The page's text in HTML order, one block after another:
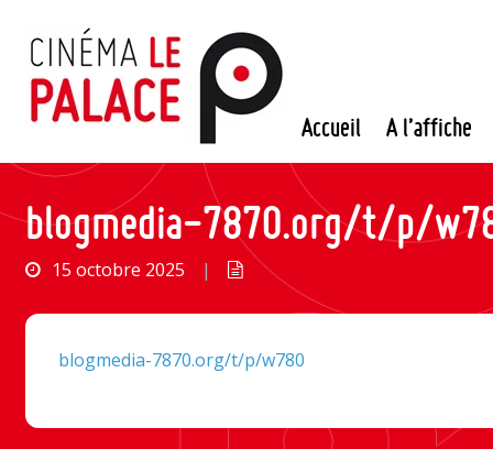
contenu
Accueil A l’affiche
blogmedia-7870.org/t/p/
15 octobre 2025 |
blogmedia-7870.org/t/p/w780